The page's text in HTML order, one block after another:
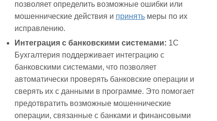
позволяет определить возможные ошибки или
мошеннические действия и принять меры по их
исправлению.
Интеграция с банковскими системами: 1С
Бухгалтерия поддерживает интеграцию с
банковскими системами, что позволяет
автоматически проверять банковские операции и
сверять их с данными в программе. Это помогает
предотвратить возможные мошеннические
операции, связанные с банками и финансовыми